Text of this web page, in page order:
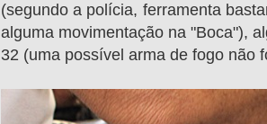
(segundo a polícia, ferramenta
alguma movimentação na "Boca"),
32 (uma possível arma de fogo não